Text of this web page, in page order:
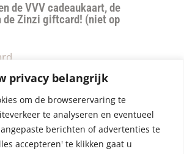
privacy belangrijk
om de browserervaring te
te analyseren en eventueel
berichten of advertenties te
accepteren' te klikken gaat u
de VVV cadeaukaart, de
de Zinzi giftcard! (niet op
& verzendkosten
Policy
Voorwaarden